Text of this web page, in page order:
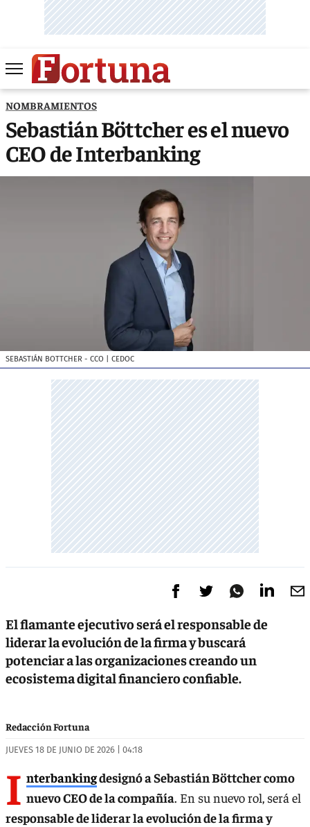
NOMBRAMIENTOS
Sebastián Böttcher es el nuevo
CEO de Interbanking
SEBASTIÁN BOTTCHER - CCO | CEDOC
El flamante ejecutivo será el responsable de
liderar la evolución de la firma y buscará
potenciar a las organizaciones creando un
ecosistema digital financiero confiable.
Redacción Fortuna
JUEVES 18 DE JUNIO DE 2026 | 04:18
I nterbankingdesignó a Sebastián Böttcher como
nuevo CEO de la compañía. En su nuevo rol, será el
responsable de liderar la evolución de la firma y